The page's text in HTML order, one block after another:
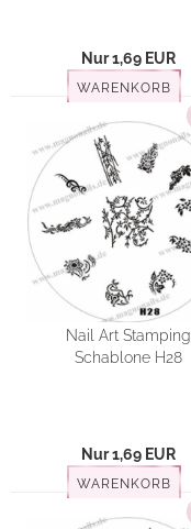
Nur 1,69 EUR
WARENKORB
Nail Art Stamping
Schablone H28
Nur 1,69 EUR
WARENKORB